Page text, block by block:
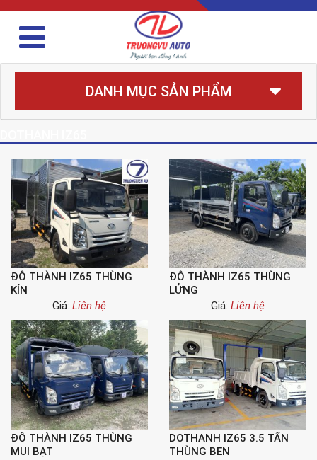
DANH MỤC SẢN PHẨM
ĐÔ THÀNH IZ65 THÙNG
KÍN
Giá: Liên hệ
ĐÔ THÀNH IZ65 THÙNG
LỬNG
Giá: Liên hệ
ĐÔ THÀNH IZ65 THÙNG
MUI BẠT
DOTHANH IZ65 3.5 TẤN
THÙNG BEN